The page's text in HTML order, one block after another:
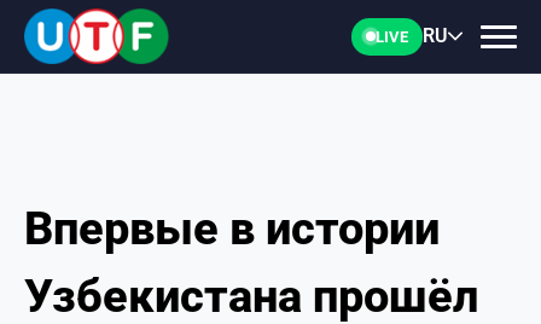
LIVE RU
ГЛАВНАЯ
ФТУ
Впервые в истории
Узбекистана прошёл